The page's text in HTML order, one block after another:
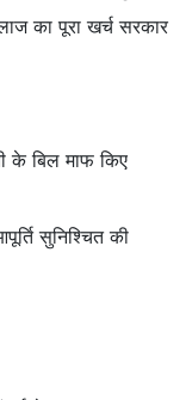
का पूरा खर्च सरकार
के बिल माफ किए
सुनिश्चित की